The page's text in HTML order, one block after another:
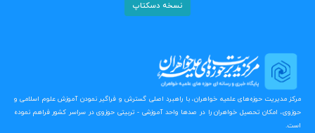
نسخه دسکتاپ
مرکز مدیریت حوزه‌های علمیه خواهران، با راهبرد اصلی گسترش و فراگیر نمودن آموزش علوم اسلامی و
حوزوی، امکان تحصیل خواهران را در صدها واحد آموزشی - تربیتی حوزوی در سراسر کشور فراهم نموده
است.